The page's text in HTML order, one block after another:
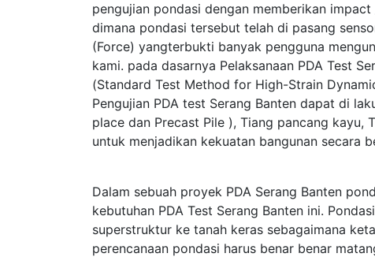
pengujian pondasi dengan memberikan
dimana pondasi tersebut telah di pasang
(Force) yangterbukti banyak pengguna
kami. pada dasarnya Pelaksanaan PDA Test
(Standard Test Method for High-Strain
Pengujian PDA test Serang Banten dapat di
place dan Precast Pile ), Tiang pancang kayu,
untuk menjadikan kekuatan bangunan secara
Dalam sebuah proyek PDA Serang Banten
kebutuhan PDA Test Serang Banten ini.
superstruktur ke tanah keras sebagaimana
perencanaan pondasi harus benar benar